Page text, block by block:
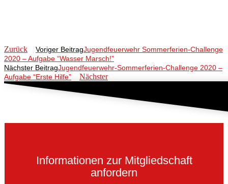
Zurück Voriger BeitragJugendfeuerwehr Sommerferien-Challenge
2020 – Aufgabe “Wasser Marsch!”
Nächster BeitragJugendfeuerwehr-Sommerferien-Challenge 2020 –
Aufgabe “Erste Hilfe”
Nächster
Informationen zur Mitgliedschaft
anfordern